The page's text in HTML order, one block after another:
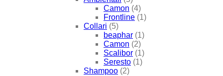
Camon (4)
Frontline (1)
Collari (5)
beaphar (1)
Camon (2)
Scalibor (1)
Seresto (1)
Shampoo (2)